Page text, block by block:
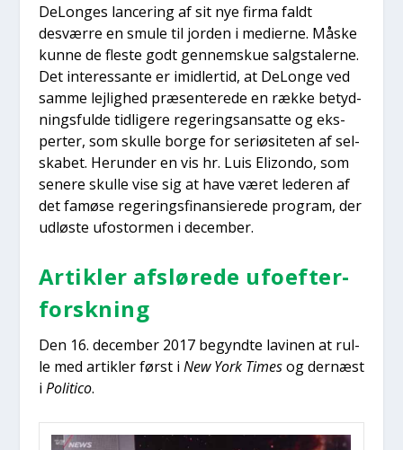
DeLon­ges lan­ce­ring af sit nye fir­ma faldt
desvær­re en smu­le til jor­den i medi­er­ne. Måske
kun­ne de fle­ste godt gen­nem­skue salgsta­ler­ne.
Det inter­es­san­te er imid­ler­tid, at DeLon­ge ved
sam­me lej­lig­hed præ­sen­te­re­de en ræk­ke betyd­
nings­ful­de tid­li­ge­re rege­rings­an­sat­te og eks­
per­ter, som skul­le bor­ge for seri­ø­si­te­ten af sel­
ska­bet. Her­un­der en vis hr. Luis Elizon­do, som
sene­re skul­le vise sig at have været lede­ren af
det famø­se rege­rings­fi­nan­si­e­re­de pro­gram, der
udlø­ste ufo­stormen i decem­ber.
Artik­ler afslø­re­de ufo­ef­ter­
forsk­ning
Den 16. decem­ber 2017 begynd­te lavi­nen at rul­
le med artik­ler først i New York Timesog der­næst
i Poli­ti­co.